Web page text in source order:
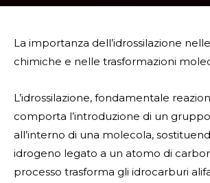
La importanza dell’idrossilazione
chimiche e nelle trasformazioni
L’idrossilazione, fondamentale
comporta l’introduzione di un
all’interno di una molecola,
idrogeno legato a un atomo di
processo trasforma gli idrocarburi